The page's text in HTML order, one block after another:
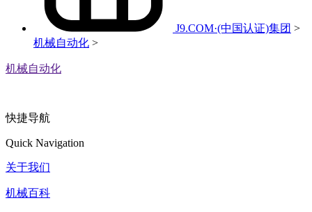
J9.COM·(中国认证)集团 >
机械自动化 >
机械自动化
快捷导航
Quick Navigation
关于我们
机械百科